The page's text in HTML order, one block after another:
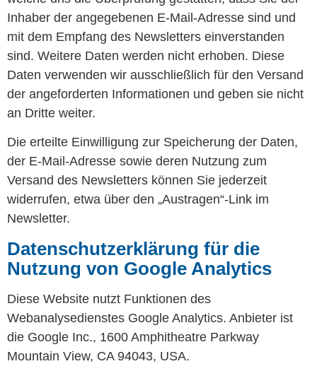
Inhaber der angegebenen E-Mail-Adresse sind und
mit dem Empfang des Newsletters einverstanden
sind. Weitere Daten werden nicht erhoben. Diese
Daten verwenden wir ausschließlich für den Versand
der angeforderten Informationen und geben sie nicht
an Dritte weiter.
Die erteilte Einwilligung zur Speicherung der Daten,
der E-Mail-Adresse sowie deren Nutzung zum
Versand des Newsletters können Sie jederzeit
widerrufen, etwa über den „Austragen“-Link im
Newsletter.
Datenschutzerklärung für die
Nutzung von Google Analytics
Diese Website nutzt Funktionen des
Webanalysedienstes Google Analytics. Anbieter ist
die Google Inc., 1600 Amphitheatre Parkway
Mountain View, CA 94043, USA.